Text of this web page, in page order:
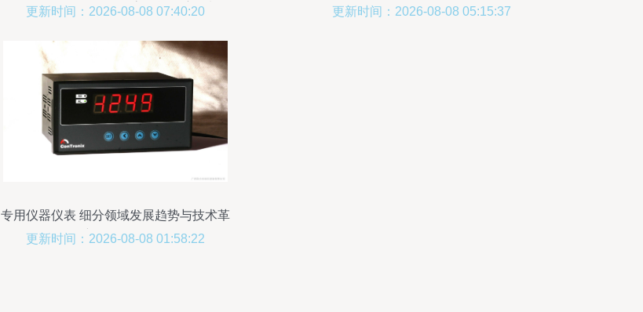
DC1010CR-201-000-E 高性能温度控制的
更新时间：2026-08-08 07:40:20
要性
更新时间：2026-08-08 05:15:37
专用仪器仪表 细分领域发展趋势与技术革
新路径探析
更新时间：2026-08-08 01:58:22